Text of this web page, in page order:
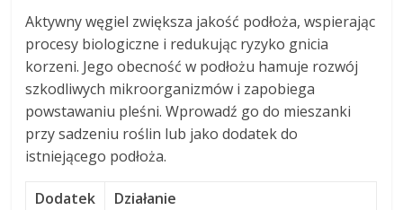
Aktywny węgiel zwiększa jakość podłoża, wspierając
procesy biologiczne i redukując ryzyko gnicia
korzeni. Jego obecność w podłożu hamuje rozwój
szkodliwych mikroorganizmów i zapobiega
powstawaniu pleśni. Wprowadź go do mieszanki
przy sadzeniu roślin lub jako dodatek do
istniejącego podłoża.
Dodatek
Działanie